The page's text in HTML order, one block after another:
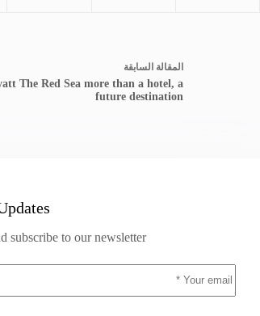
المقالة السابقة
The Red Sea more than a hotel, a
future destination
subscribe to our newsletter